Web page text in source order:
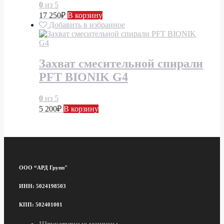
0 из 5
17 250₽ В корзину
Добавить в избранное
Захват смесительной спирали
PFT BIONIK G4
0 из 5
5 200₽ В корзину
ООО “АРД Групп"
ИНН: 5024198503
КПП: 502401001